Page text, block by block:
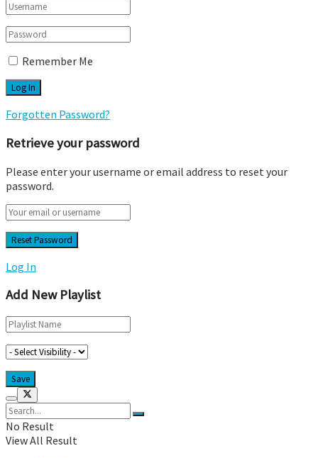
Remember Me
Forgotten Password?
Retrieve your password
Please enter your username or email address to reset your
password.
Log In
Add New Playlist
No Result
View All Result